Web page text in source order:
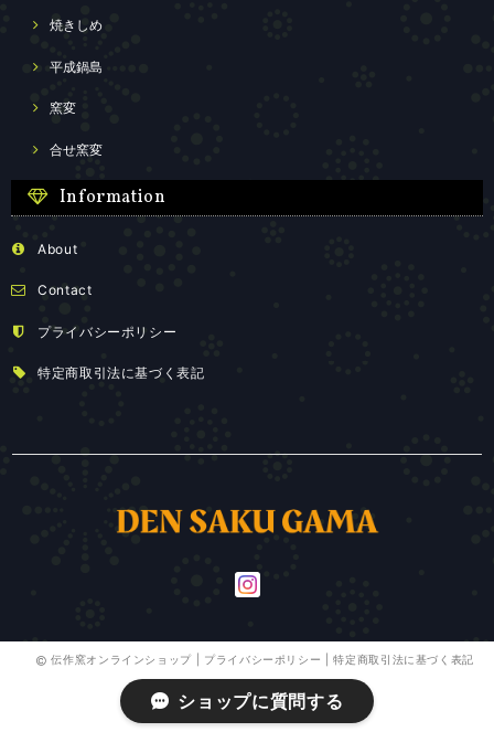
焼きしめ
平成鍋島
窯変
合せ窯変
Information
About
Contact
プライバシーポリシー
特定商取引法に基づく表記
伝作窯オンラインショップ | プライバシーポリシー |特定商取引法に基づく表記
ショップに質問する